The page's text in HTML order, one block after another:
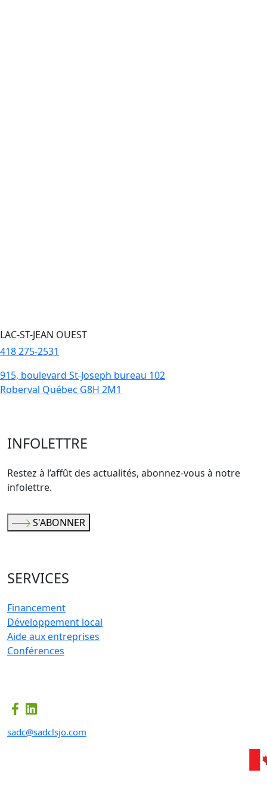
LAC-ST-JEAN OUEST
418 275-2531
915, boulevard St-Joseph bureau 102
Roberval Québec G8H 2M1
INFOLETTRE
Restez à l’affût des actualités, abonnez-vous à notre
infolettre.
S'ABONNER
SERVICES
Financement
Développement local
Aide aux entreprises
Conférences
sadc@sadclsjo.com